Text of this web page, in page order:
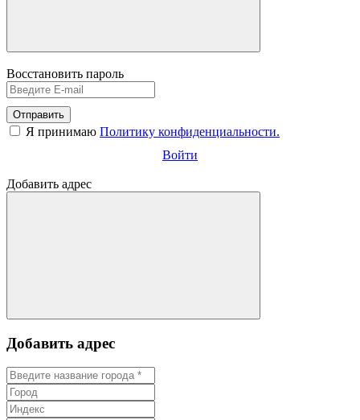
Восстановить пароль
Отправить
Я принимаю Политику конфиденциальности.
Войти
Добавить адрес
Добавить адрес